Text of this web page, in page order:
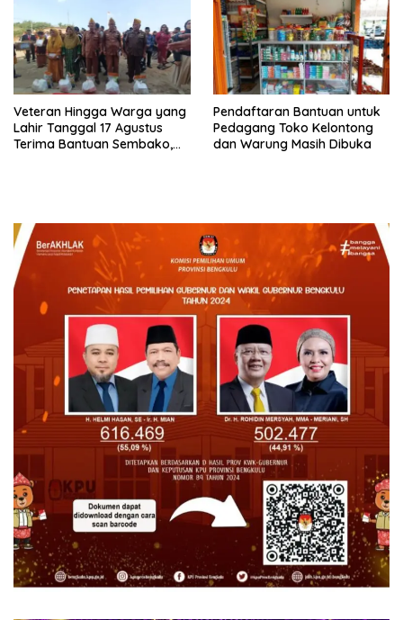
Veteran Hingga Warga yang
Lahir Tanggal 17 Agustus
Terima Bantuan Sembako,
Pendaftaran Bantuan untuk
Pedagang Toko Kelontong
dan Warung Masih Dibuka